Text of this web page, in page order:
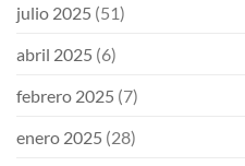
julio 2025 (51)
abril 2025 (6)
febrero 2025 (7)
enero 2025 (28)